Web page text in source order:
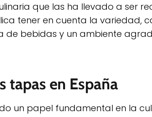
que las ha llevado a ser
tener en cuenta la variedad,
de bebidas y un ambiente
tapas en España
un papel fundamental en la